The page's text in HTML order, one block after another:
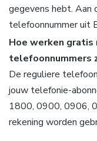
gegevens hebt. Aan
telefoonnummer uit
Hoe werken gratis
telefoonnummers
De reguliere
jouw telefonie-
1800, 0900, 0906,
rekening worden